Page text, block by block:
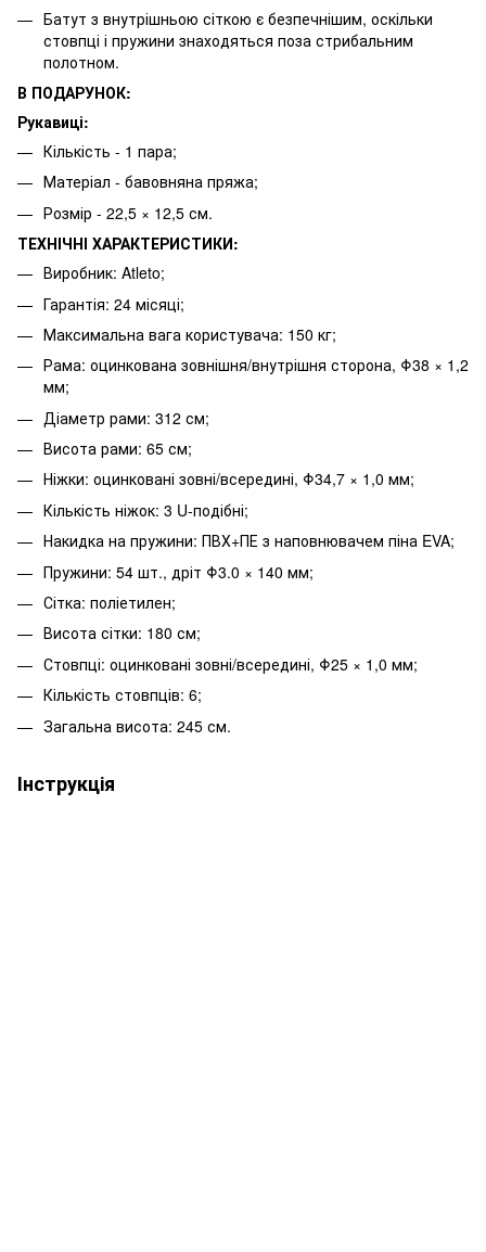
Батут з внутрішньою сіткою є безпечнішим, оскільки
стовпці і пружини знаходяться поза стрибальним
полотном.
В ПОДАРУНОК:
Рукавиці:
Кількість - 1 пара;
Матеріал - бавовняна пряжа;
Розмір - 22,5 × 12,5 см.
ТЕХНІЧНІ ХАРАКТЕРИСТИКИ:
Виробник: Atleto;
Гарантія: 24 місяці;
Максимальна вага користувача: 150 кг;
Рама: оцинкована зовнішня/внутрішня сторона, Φ38 × 1,2
мм;
Діаметр рами: 312 см;
Висота рами: 65 см;
Ніжки: оцинковані зовні/всередині, Φ34,7 × 1,0 мм;
Кількість ніжок: 3 U-подібні;
Накидка на пружини: ПВХ+ПЕ з наповнювачем піна EVA;
Пружини: 54 шт., дріт Φ3.0 × 140 мм;
Сітка: поліетилен;
Висота сітки: 180 см;
Стовпці: оцинковані зовні/всередині, Φ25 × 1,0 мм;
Кількість стовпців: 6;
Загальна висота: 245 см.
Інструкція